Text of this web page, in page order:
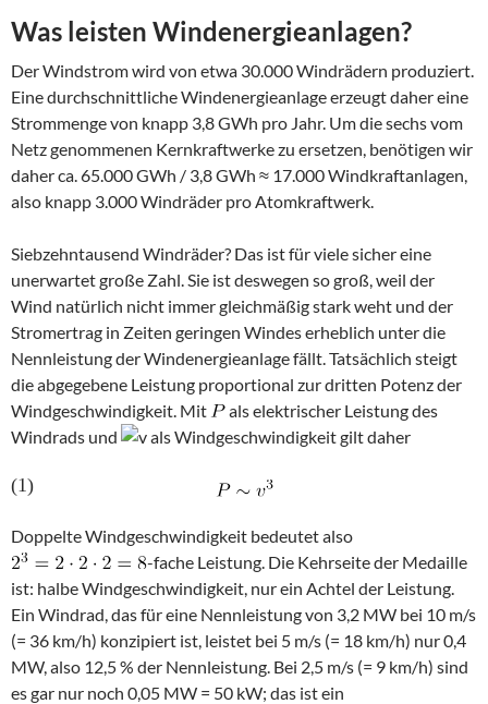
Was leisten Windenergieanlagen?
Der Windstrom wird von etwa 30.000 Windrädern produziert.
Eine durchschnittliche Windenergieanlage erzeugt daher eine
Strommenge von knapp 3,8 GWh pro Jahr. Um die sechs vom
Netz genommenen Kernkraftwerke zu ersetzen, benötigen wir
daher ca. 65.000 GWh / 3,8 GWh ≈ 17.000 Windkraftanlagen,
also knapp 3.000 Windräder pro Atomkraftwerk.
Siebzehntausend Windräder? Das ist für viele sicher eine
unerwartet große Zahl. Sie ist deswegen so groß, weil der
Wind natürlich nicht immer gleichmäßig stark weht und der
Stromertrag in Zeiten geringen Windes erheblich unter die
Nennleistung der Windenergieanlage fällt. Tatsächlich steigt
die abgegebene Leistung proportional zur dritten Potenz der
Windgeschwindigkeit. Mit
als elektrischer Leistung des
Windrads und
als Windgeschwindigkeit gilt daher
(1)
Doppelte Windgeschwindigkeit bedeutet also
-fache Leistung. Die Kehrseite der Medaille
ist: halbe Windgeschwindigkeit, nur ein Achtel der Leistung.
Ein Windrad, das für eine Nennleistung von 3,2 MW bei 10 m/s
(= 36 km/h) konzipiert ist, leistet bei 5 m/s (= 18 km/h) nur 0,4
MW, also 12,5 % der Nennleistung. Bei 2,5 m/s (= 9 km/h) sind
es gar nur noch 0,05 MW = 50 kW; das ist ein